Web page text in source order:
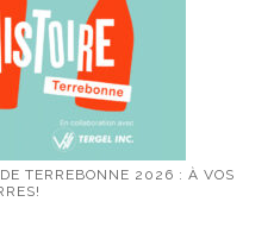
TERREBONNE 2026 : À VOS